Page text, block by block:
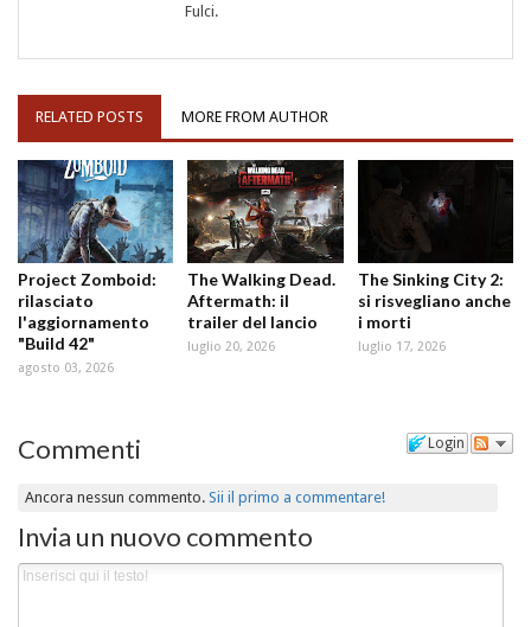
Fulci.
RELATED POSTS MORE FROM AUTHOR
Project Zomboid:
rilasciato
l'aggiornamento
"Build 42"
agosto 03, 2026
The Walking Dead.
Aftermath: il
trailer del lancio
luglio 20, 2026
The Sinking City 2:
si risvegliano anche
i morti
luglio 17, 2026
Login
Commenti
Ancora nessun commento.Sii il primo a commentare!
Invia un nuovo commento